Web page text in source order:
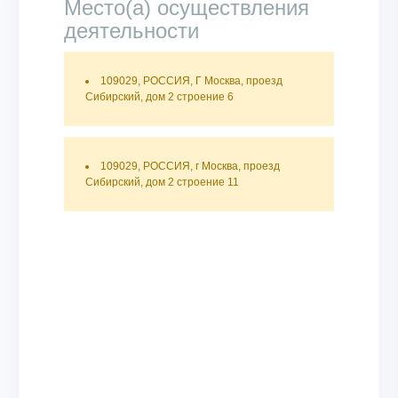
Место(а) осуществления
деятельности
109029, РОССИЯ, Г Москва, проезд
Сибирский, дом 2 строение 6
109029, РОССИЯ, г Москва, проезд
Сибирский, дом 2 строение 11